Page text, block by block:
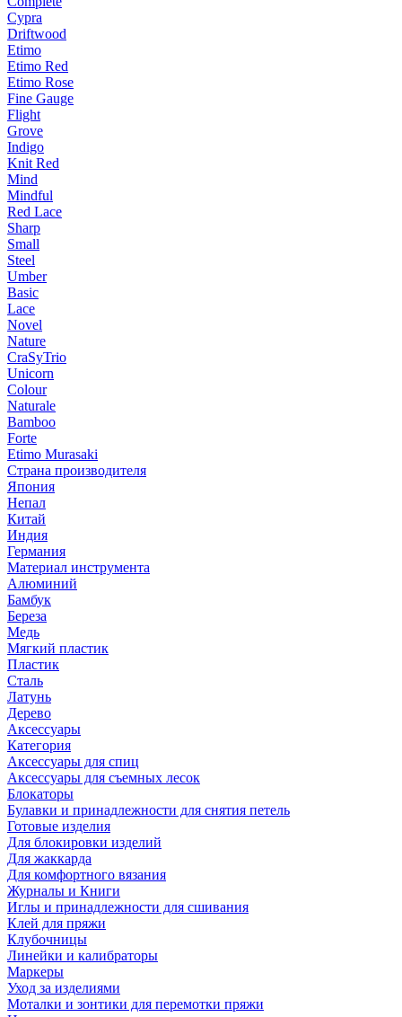
Cypra
Driftwood
Etimo
Etimo Red
Etimo Rose
Fine Gauge
Flight
Grove
Indigo
Knit Red
Mind
Mindful
Red Lace
Sharp
Small
Steel
Umber
Basic
Lace
Novel
Nature
CraSyTrio
Unicorn
Colour
Naturale
Bamboo
Forte
Etimo Murasaki
Страна производителя
Япония
Непал
Китай
Индия
Германия
Материал инструмента
Алюминий
Бамбук
Береза
Медь
Мягкий пластик
Пластик
Сталь
Латунь
Дерево
Аксессуары
Категория
Аксессуары для спиц
Аксессуары для съемных лесок
Блокаторы
Булавки и принадлежности для снятия петель
Готовые изделия
Для блокировки изделий
Для жаккарда
Для комфортного вязания
Журналы и Книги
Иглы и принадлежности для сшивания
Клей для пряжи
Клубочницы
Линейки и калибраторы
Маркеры
Уход за изделиями
Моталки и зонтики для перемотки пряжи